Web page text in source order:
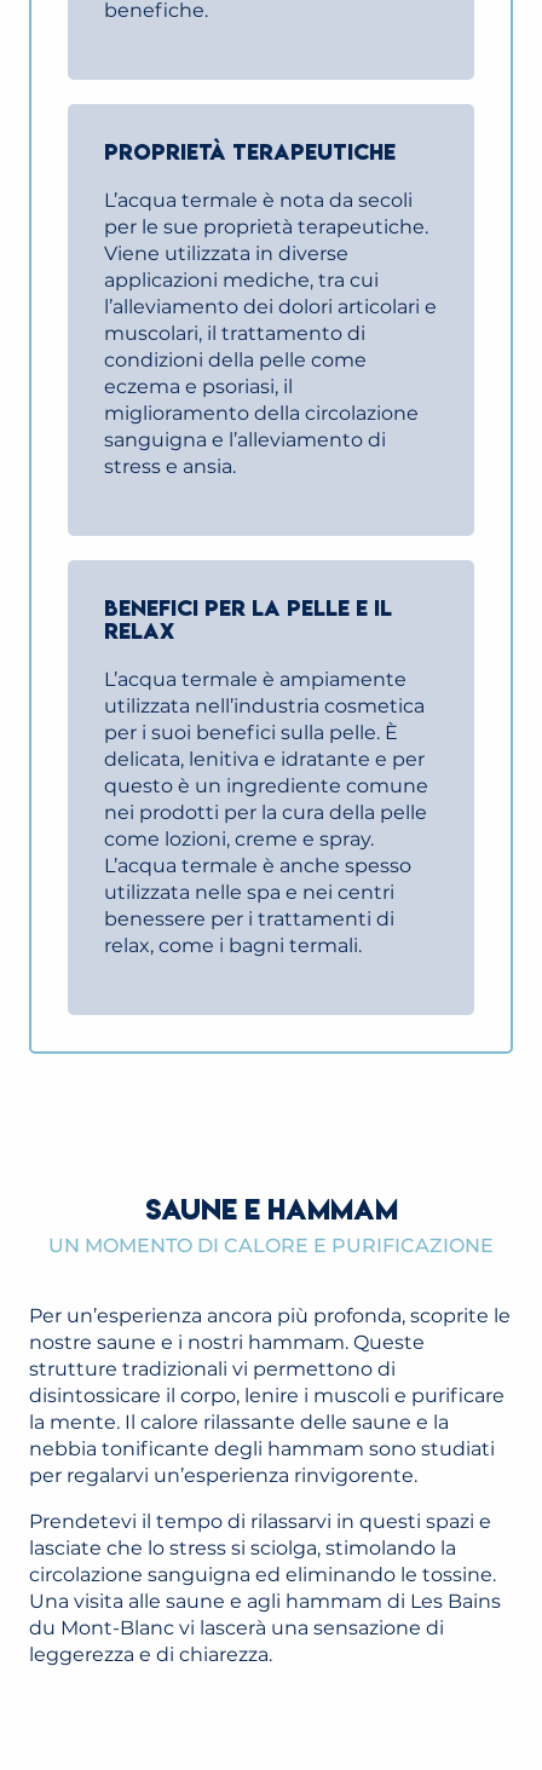
benefiche.
PROPRIETÀ TERAPEUTICHE
L’acqua termale è nota da secoli
per le sue proprietà terapeutiche.
Viene utilizzata in diverse
applicazioni mediche, tra cui
l’alleviamento dei dolori articolari e
muscolari, il trattamento di
condizioni della pelle come
eczema e psoriasi, il
miglioramento della circolazione
sanguigna e l’alleviamento di
stress e ansia.
BENEFICI PER LA PELLE E IL
RELAX
L’acqua termale è ampiamente
utilizzata nell’industria cosmetica
per i suoi benefici sulla pelle. È
delicata, lenitiva e idratante e per
questo è un ingrediente comune
nei prodotti per la cura della pelle
come lozioni, creme e spray.
L’acqua termale è anche spesso
utilizzata nelle spa e nei centri
benessere per i trattamenti di
relax, come i bagni termali.
SAUNE E HAMMAM
UN MOMENTO DI CALORE E PURIFICAZIONE
Per un’esperienza ancora più profonda, scoprite le
nostre saune e i nostri hammam. Queste
strutture tradizionali vi permettono di
disintossicare il corpo, lenire i muscoli e purificare
la mente. Il calore rilassante delle saune e la
nebbia tonificante degli hammam sono studiati
per regalarvi un’esperienza rinvigorente.
Prendetevi il tempo di rilassarvi in questi spazi e
lasciate che lo stress si sciolga, stimolando la
circolazione sanguigna ed eliminando le tossine.
Una visita alle saune e agli hammam di Les Bains
du Mont-Blanc vi lascerà una sensazione di
leggerezza e di chiarezza.